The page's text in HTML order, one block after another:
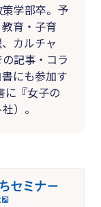
学部卒。予
育・子育
カルチャ
記事・コラ
にも参加す
に『女子の
）。